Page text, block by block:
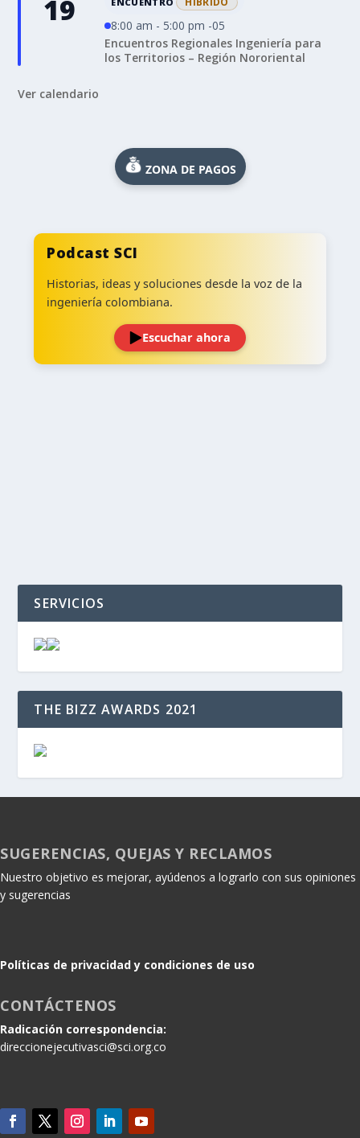
19
8:00 am - 5:00 pm -05
Encuentros Regionales Ingeniería para
los Territorios – Región Nororiental
Ver calendario
ZONA DE PAGOS
Podcast SCI
Historias, ideas y soluciones desde la voz de la
ingeniería colombiana.
Escuchar ahora
SERVICIOS
THE BIZZ AWARDS 2021
SUGERENCIAS, QUEJAS Y RECLAMOS
Nuestro objetivo es mejorar, ayúdenos a lograrlo con sus opiniones
y sugerencias
Políticas de privacidad y condiciones de uso
CONTÁCTENOS
Radicación correspondencia:
direccionejecutivasci@sci.org.co